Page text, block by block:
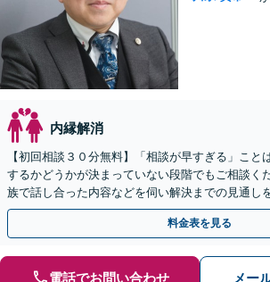
内縁解消
【初回相談３０分無料】「相談が早すぎる」こと
するかどうかが決まっていない段階でもご相談く
族で話し合った内容などを伺い解決までの見通し
貞慰謝料、財産分与、養育費など、幅広く対応し
料金表を見る
電話でお問い合わせ メー